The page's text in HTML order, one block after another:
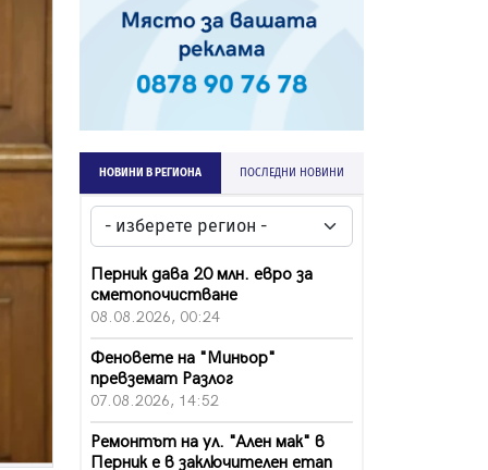
НОВИНИ В РЕГИОНА ПОСЛЕДНИ НОВИНИ
Перник дава 20 млн. евро за
сметопочистване
08.08.2026, 00:24
Феновете на "Миньор"
превземат Разлог
07.08.2026, 14:52
Ремонтът на ул. "Ален мак" в
Перник е в заключителен етап